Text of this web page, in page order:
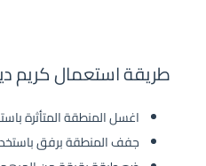
طريقة استعمال كريم
اغسل المنطقة المتأثرة
جفف المنطقة برفق